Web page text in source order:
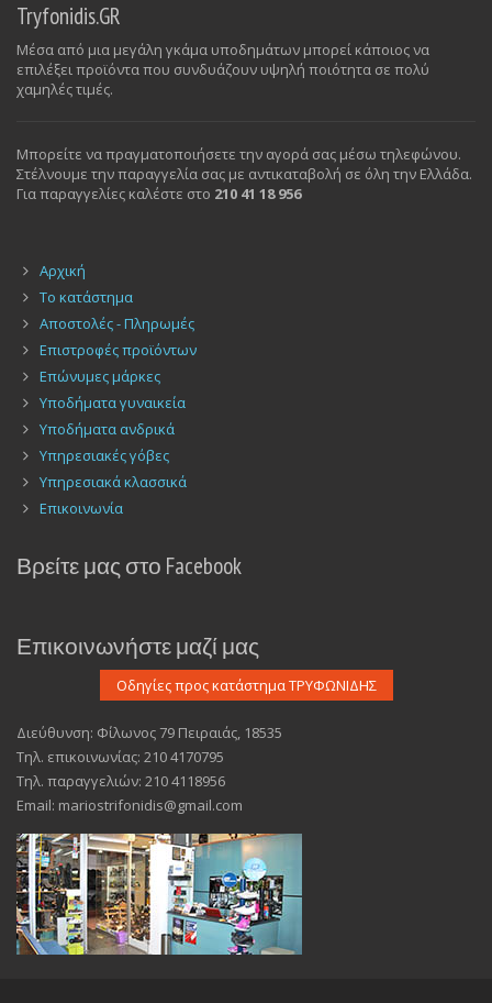
Tryfonidis.GR
Μέσα από μια μεγάλη γκάμα υποδημάτων μπορεί κάποιος να
επιλέξει προϊόντα που συνδυάζουν υψηλή ποιότητα σε πολύ
χαμηλές τιμές.
Μπορείτε να πραγματοποιήσετε την αγορά σας μέσω τηλεφώνου.
Στέλνουμε την παραγγελία σας με αντικαταβολή σε όλη την Ελλάδα.
Για παραγγελίες καλέστε στο 210 41 18 956
Αρχική
Το κατάστημα
Αποστολές - Πληρωμές
Επιστροφές προϊόντων
Επώνυμες μάρκες
Υποδήματα γυναικεία
Υποδήματα ανδρικά
Υπηρεσιακές γόβες
Υπηρεσιακά κλασσικά
Επικοινωνία
Βρείτε μας στο Facebook
Επικοινωνήστε μαζί μας
Διεύθυνση: Φίλωνος 79 Πειραιάς, 18535
Τηλ. επικοινωνίας: 210 4170795
Τηλ. παραγγελιών: 210 4118956
Email: mariostrifonidis@gmail.com